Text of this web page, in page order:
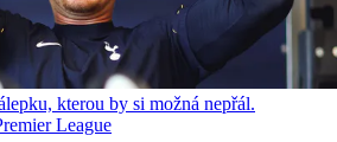
kterou by si možná nepřál.
League